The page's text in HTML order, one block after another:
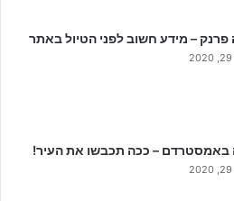
פרנק – מידע חשוב לפני הטיול באתר
באמסטרדם – ככה תכבשו את העיר!